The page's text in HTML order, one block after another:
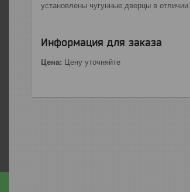
установлены чугунные дверцы в
Информация для заказа
Цена: Цену уточняйте